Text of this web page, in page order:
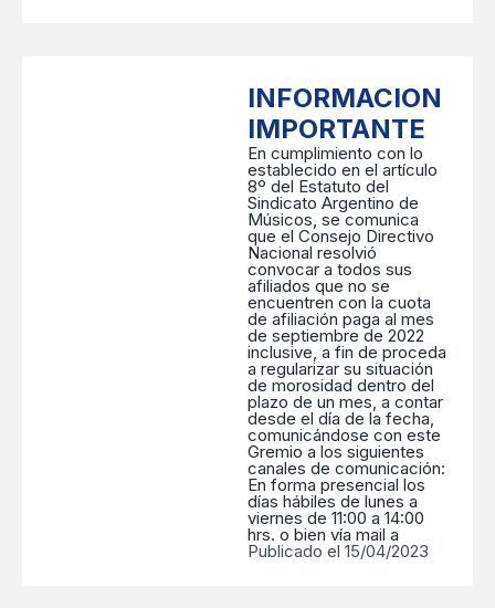
INFORMACION
IMPORTANTE
En cumplimiento con lo
establecido en el artículo
8º del Estatuto del
Sindicato Argentino de
Músicos, se comunica
que el Consejo Directivo
Nacional resolvió
convocar a todos sus
afiliados que no se
encuentren con la cuota
de afiliación paga al mes
de septiembre de 2022
inclusive, a fin de proceda
a regularizar su situación
de morosidad dentro del
plazo de un mes, a contar
desde el día de la fecha,
comunicándose con este
Gremio a los siguientes
canales de comunicación:
En forma presencial los
días hábiles de lunes a
viernes de 11:00 a 14:00
hrs. o bien vía mail a
Publicado el 15/04/2023